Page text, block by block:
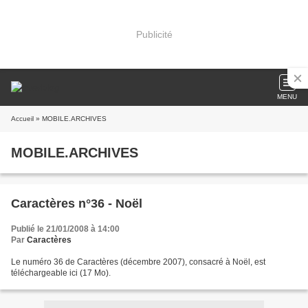
Publicité
MENU
Accueil » MOBILE.ARCHIVES
MOBILE.ARCHIVES
Caractères n°36 - Noël
Publié le 21/01/2008 à 14:00
Par Caractères
Le numéro 36 de Caractères (décembre 2007), consacré à Noël, est
téléchargeable ici (17 Mo).